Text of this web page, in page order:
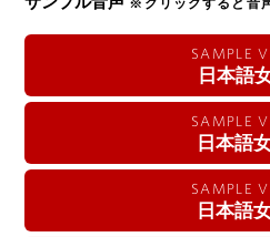
※クリックすると音
SAMPLE
日本語
SAMPLE
日本語
SAMPLE
日本語